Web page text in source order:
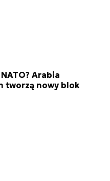
Arabia
tworzą nowy blok